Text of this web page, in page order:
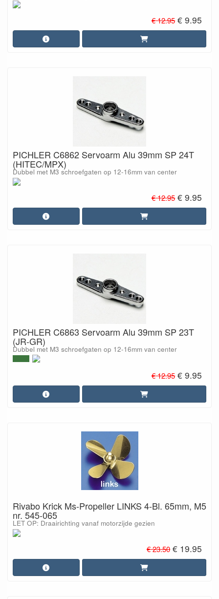
€ 12.95 € 9.95
PICHLER C6862 Servoarm Alu 39mm SP 24T
(HITEC/MPX)
Dubbel met M3 schroefgaten op 12-16mm van center
€ 12.95 € 9.95
PICHLER C6863 Servoarm Alu 39mm SP 23T
(JR-GR)
Dubbel met M3 schroefgaten op 12-16mm van center
€ 12.95 € 9.95
Rivabo Krick Ms-Propeller LINKS 4-Bl. 65mm, M5
nr. 545-065
LET OP: Draairichting vanaf motorzijde gezien
€ 23.50 € 19.95